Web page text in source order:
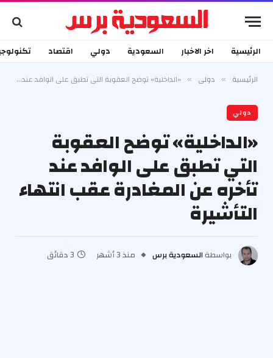
الرئيسية اخر الاخبار السعودية دولي اقتصاد
الرئيسية » دولي » «الداخلية» توضح العقوبة التي تطبق على الوافد عند تأخره عن المغادرة عقب انتهاء التأشيرة
دولي
«الداخلية» توضح العقوبة
التي تطبق على الوافد عند
تأخره عن المغادرة عقب انتهاء
التأشيرة
بواسطة السعودية برس منذ 3 أشهر 3 دقائق